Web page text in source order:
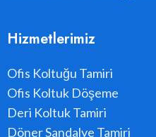
Hizmetlerimiz
Ofis Koltuğu Tamiri
Ofis Koltuk Döşeme
Deri Koltuk Tamiri
Döner Sandalye Tamiri